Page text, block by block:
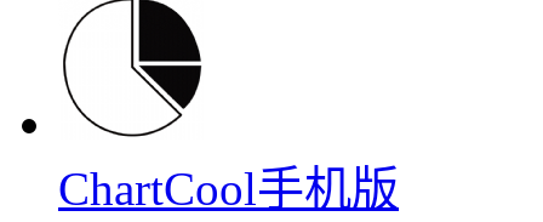
ChartCool手机版